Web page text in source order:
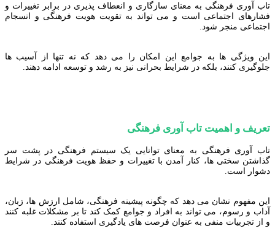
تاب آوری فرهنگی به معنای سازگاری و انعطاف پذیری در برابر تغییرات و
فشارهای اجتماعی است و می تواند به تقویت هویت فرهنگی و انسجام
اجتماعی منجر شود.
این ویژگی ها به جوامع این امکان را می دهد که نه تنها از آسیب ها
جلوگیری کنند، بلکه در شرایط بحرانی نیز به رشد و توسعه ادامه دهند.
تعریف و اهمیت تاب آوری فرهنگی
تاب آوری فرهنگی به معنای توانایی یک سیستم فرهنگی در پشت سر
گذاشتن سختی ها، کنار آمدن با تغییرات و حفظ هویت فرهنگی در شرایط
دشوار است.
این مفهوم نشان می دهد که چگونه پیشینه فرهنگی، شامل ارزش ها، زبان،
آداب و رسوم، می تواند به افراد و جوامع کمک کند تا بر مشکلات غلبه کنند
و از تجربیات منفی به عنوان فرصت های یادگیری استفاده کنند.